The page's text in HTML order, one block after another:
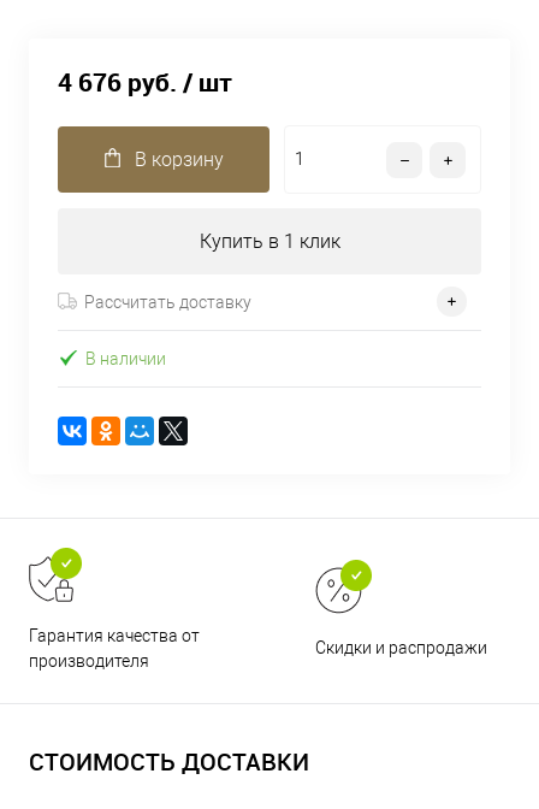
4 676 руб. / шт
В корзину
Купить в 1 клик
Рассчитать доставку
В наличии
Гарантия качества от
производителя
Скидки и распродажи
СТОИМОСТЬ ДОСТАВКИ